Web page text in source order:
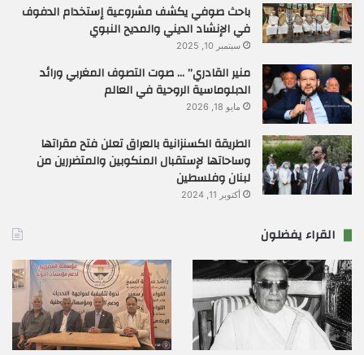
باحث صوفي يكشف مشروعية إستخدام الدفوف
في الإنشاد الديني والمديح النبوي
سبتمبر 10, 2025
منير القادري” … صوت التصوف المغربي ورائد
الدبلوماسية الروحية في العالم
مايو 18, 2026
الطريقة الكسنزانية بالعراق تعلن فتح مقراتها
وساحاتها لإستقبال المنكوبين والمتضررين من
لبنان وفلسطين
أكتوبر 11, 2024
القراء يفضلون